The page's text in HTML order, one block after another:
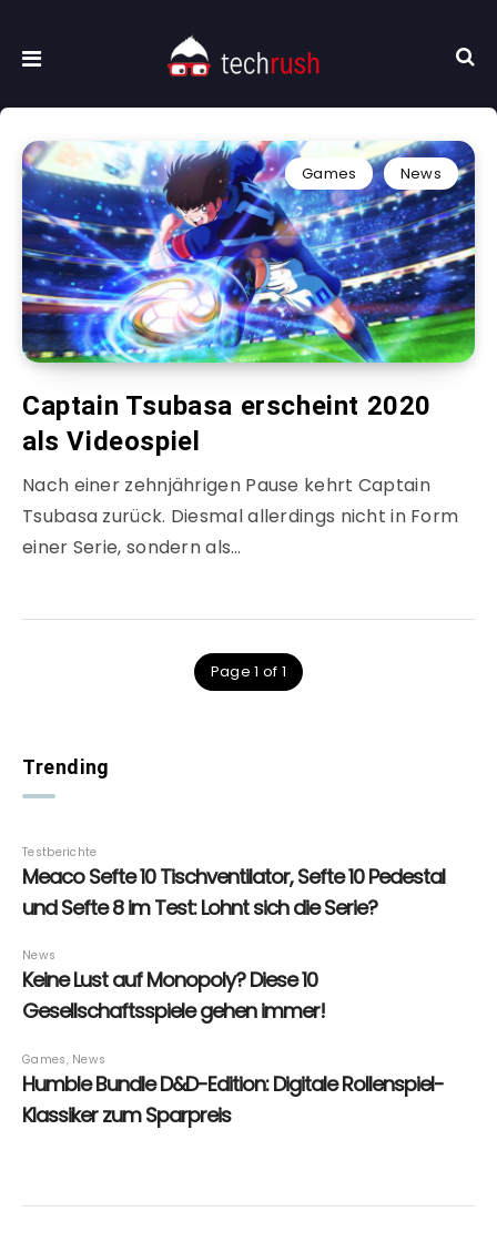
Games News
Captain Tsubasa erscheint 2020
als Videospiel
Nach einer zehnjährigen Pause kehrt Captain
Tsubasa zurück. Diesmal allerdings nicht in Form
einer Serie, sondern als…
Page 1 of 1
Trending